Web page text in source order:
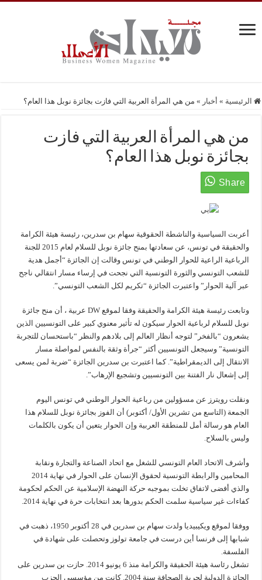
الرئيسية » أخبار » من هي المرأة العربية التي فازت بجائزة نوبل هذا العام؟
من هي المرأة العربية التي فازت
بجائزة نوبل هذا العام؟
أعربت السياسية والناشطة الحقوقية سهام بن سدرين، رئيسة هيئة الكرامة
والحقيقة في تونس، عن سعادتها بمنح جائزة نوبل للسلام لعام 2015 للجنة
الرباعية الراعية للحوار الوطني في تونس وقالت إن الجائزة “أجمل هدية
للشعب التونسي والثورة التونسية التي نجحت في إرساء مسار انتقالي ناجح
عبر آلية الحوار” واعتبرت الجائزة “تكريم لكل الشعب التونسي”.
وتابعت رئيسة هيئة الكرامة والحقيقة وفقا لموقع DW عربية ، أن منح جائزة
نوبل للسلام لرباعية الحوار سيكون له تأثير معنوي كبير على التونسيين الذين
يشعرون “بالفخر” لتوجه أنظار العالم إلى بلادهم والنظر “باستحسان للتجربة
التونسية” وسيجعل التونسيين أكثر “جرأة وثقة بالنفس لمواصلة مسار
الانتقال إلى الديمقراطية”. كما اعتبرت بن سدرين الجائزة “ضربة لمن يسعى
إلى إشعال نار الفتنة بين التونسيين وتشجيع الإرهاب”.
ونقلت رويترز عن مسؤولين من رباعية الحوار الوطني في تونس اليوم
الجمعة (التاسع من تشرين الأول/ أكتوبر) أن الفوز بجائزة نوبل للسلام هذا
العام هو رسالة أمل للمنطقة العربية وإن الحوار يتعين أن يكون بالكلمات
وليس بالسلاح.
وأشرف الاتحاد العام التونسي للشغل مع اتحاد الصناعة والتجارة ونقابة
المحامين والرابطة التونسية لحقوق الإنسان على الحوار في نهاية 2014
والذي أفضى لاتفاق تخلت بموجبه حركة النهضة الإسلامية عن الحكم لحكومة
كفاءات غير سياسية سلمت الحكم بدورها بعد انتخابات حرة في نهاية 2014.
ووفقا لموقع ويكيبيديا ولدت سهام بن سدرين في 28 أكتوبر 1950، ذهبت في
شبابها إلى فرنسا أين درست في جامعة تولوز وتحصلت على شهادة في
الفلسفة.
تشغل رئاسة هيئة الحقيقة والكرامة منذ 6 يونيو 2014. حازت بن سدرين على
الجائزة الدولية لحرية الصحافة سنة 2004. كانت من مؤسسي الحزب